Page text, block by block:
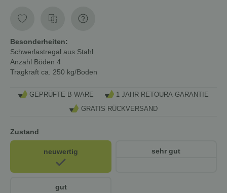
Besonderheiten:
Schwerlastregal aus Stahl
Anzahl Böden 4
Tragkraft ca. 250 kg/Boden
GEPRÜFTE B-WARE
1 JAHR RETOURA-GARANTIE
GRATIS RÜCKVERSAND
Zustand
neuwertig sehr gut
gut